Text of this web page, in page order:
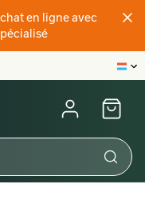
en ligne avec